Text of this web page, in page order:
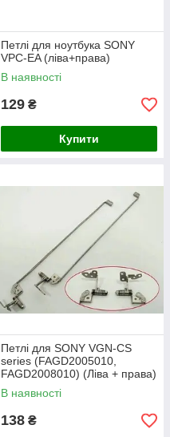
Петлі для ноутбука SONY
VPC-EA (ліва+права)
В наявності
129 ₴
Купити
Петлі для SONY VGN-CS
series (FAGD2005010,
FAGD2008010) (Ліва + права)
В наявності
138 ₴